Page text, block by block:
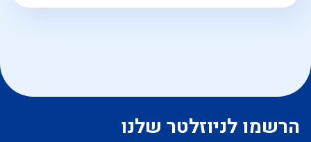
הרשמו לניוזלטר שלנו